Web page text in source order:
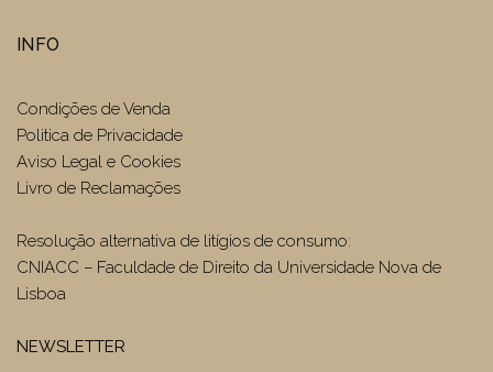
INFO
Condições de Venda
Politica de Privacidade
Aviso Legal e Cookies
Livro de Reclamações
Resolução alternativa de litígios de consumo:
CNIACC – Faculdade de Direito da Universidade Nova de
Lisboa
NEWSLETTER